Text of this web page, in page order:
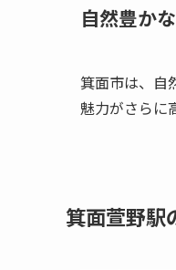
自然豊か
箕面市は、自
魅力がさらに
箕面萱野駅